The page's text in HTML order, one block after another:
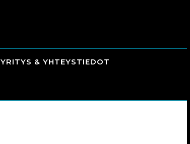
YRITYS & YHTEYSTIEDOT